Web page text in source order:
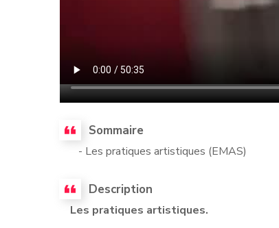
Sommaire
- Les pratiques artistiques (EMAS)
Description
Les pratiques artistiques.